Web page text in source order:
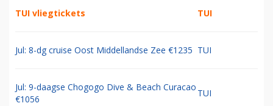
TUI vliegtickets TUI
Jul: 8-dg cruise Oost Middellandse Zee €1235 TUI
Jul: 9-daagse Chogogo Dive & Beach Curacao
€1056
TUI